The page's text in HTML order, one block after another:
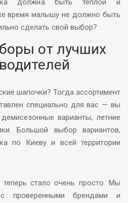
должна быть теплой и
время малышу не должно быть
сделать свой выбор?
от лучших
шапочки? Тогда ассортимент
специально для вас — вы
варианты, летние
Большой выбор вариантов,
по Киеву и всей территории
стало очень просто. Мы
проверенными брендами и